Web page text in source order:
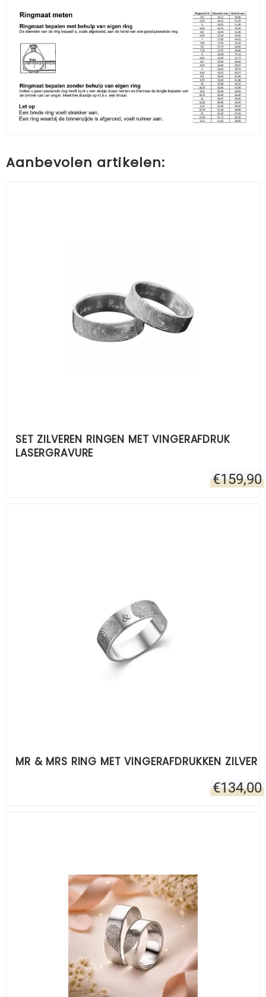
Aanbevolen artikelen:
SET ZILVEREN RINGEN MET VINGERAFDRUK
LASERGRAVURE
€159,90
MR & MRS RING MET VINGERAFDRUKKEN ZILVER
€134,00